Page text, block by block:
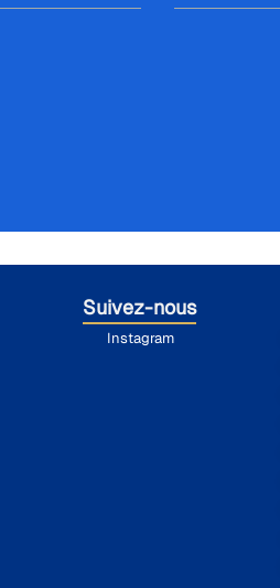
Suivez-nous
Instagram